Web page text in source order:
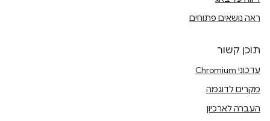
ראה נושאים פתוחים
תוכן קשור
עדכוני Chromium
מקרים לדוגמה
העברה לארכיון